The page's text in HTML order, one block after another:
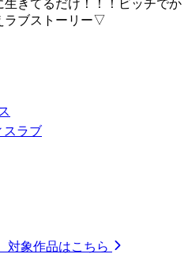
きてるだけ！！！ビッチでか
ラブストーリー▽
スラブ
対象作品はこちら